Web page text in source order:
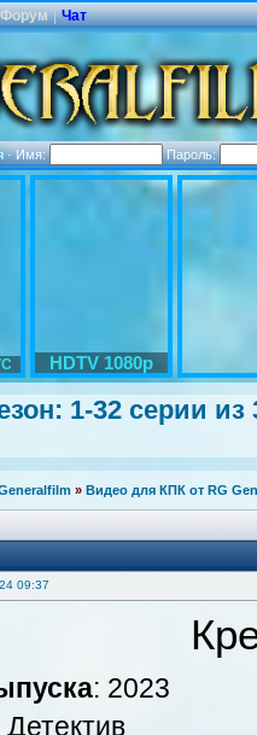
Форум | Чат
·Имя: Пароль:
HDTV 1080p
1-32 серии из
» Видео для КПК от RG
09:37
: 2023
Детектив